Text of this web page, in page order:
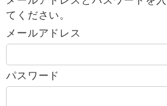
てください。
メールアドレス
パスワード